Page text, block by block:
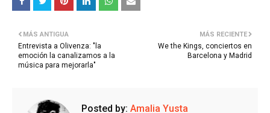
MÁS RECIENTE
We the Kings, conciertos en
Barcelona y Madrid
MÁS ANTIGUA
Entrevista a Olivenza: "la
emoción la canalizamos a la
música para mejorarla"
Posted by: Amalia Yusta